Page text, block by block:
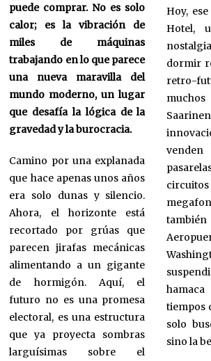
puede comprar. No es solo
calor; es la vibración de
miles de máquinas
trabajando en lo que parece
una nueva maravilla del
mundo moderno, un lugar
que desafía la lógica de la
gravedad y la burocracia.
Camino por una explanada
que hace apenas unos años
era solo dunas y silencio.
Ahora, el horizonte está
recortado por grúas que
parecen jirafas mecánicas
alimentando a un gigante
de hormigón. Aquí, el
futuro no es una promesa
electoral, es una estructura
que ya proyecta sombras
larguísimas sobre el
Hoy,
Hotel,
dormir
retro-
tiempos
solo
sino la